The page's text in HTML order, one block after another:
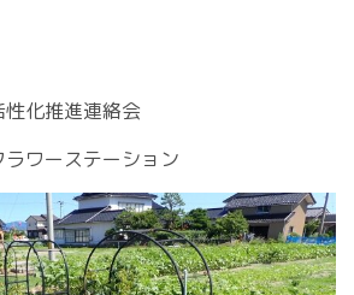
化推進連絡会
ーステーション